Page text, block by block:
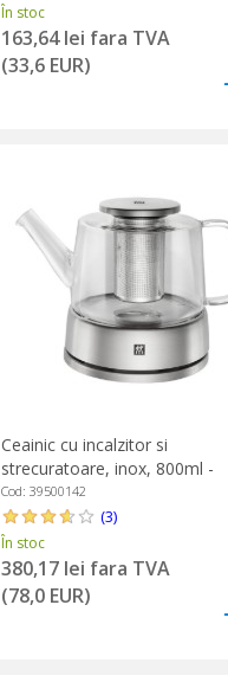
În stoc
163,64 lei fara TVA
(33,6 EUR)
Ceainic cu incalzitor si
strecuratoare, inox, 800ml -
Zwilling
Cod: 39500142
(3)
În stoc
380,17 lei fara TVA
(78,0 EUR)